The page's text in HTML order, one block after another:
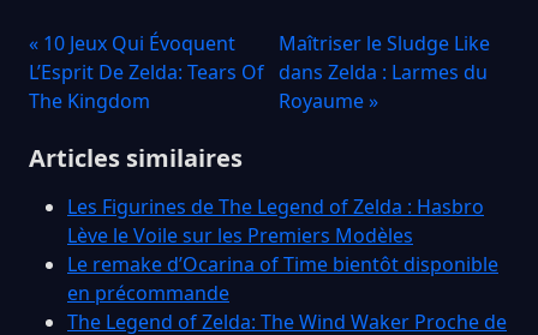
« 10 Jeux Qui Évoquent
L’Esprit De Zelda: Tears Of
The Kingdom
Maîtriser le Sludge Like
dans Zelda : Larmes du
Royaume »
Articles similaires
Les Figurines de The Legend of Zelda : Hasbro
Lève le Voile sur les Premiers Modèles
Le remake d’Ocarina of Time bientôt disponible
en précommande
The Legend of Zelda: The Wind Waker Proche de